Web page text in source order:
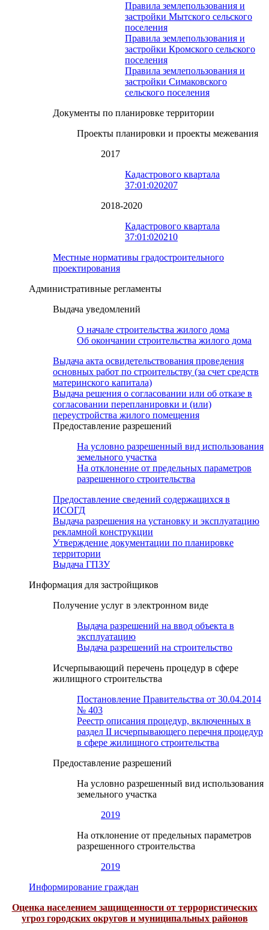
Правила землепользования и
застройки Мытского сельского
поселения
Правила землепользования и
застройки Кромского сельского
поселения
Правила землепользования и
застройки Симаковского
сельского поселения
Документы по планировке территории
Проекты планировки и проекты межевания
2017
Кадастрового квартала
37:01:020207
2018-2020
Кадастрового квартала
37:01:020210
Местные нормативы градостроительного
проектирования
Административные регламенты
Выдача уведомлений
О начале строительства жилого дома
Об окончании строительства жилого дома
Выдача акта освидетельствования проведения
основных работ по строительству (за счет средств
материнского капитала)
Выдача решения о согласовании или об отказе в
согласовании перепланировки и (или)
переустройства жилого помещения
Предоставление разрешений
На условно разрешенный вид использования
земельного участка
На отклонение от предельных параметров
разрешенного строительства
Предоставление сведений содержащихся в
ИСОГД
Выдача разрешения на установку и эксплуатацию
рекламной конструкции
Утверждение документации по планировке
территории
Выдача ГПЗУ
Информация для застройщиков
Получение услуг в электронном виде
Выдача разрешений на ввод объекта в
эксплуатацию
Выдача разрешений на строительство
Исчерпывающий перечень процедур в сфере
жилищного строительства
Постановление Правительства от 30.04.2014
№ 403
Реестр описания процедур, включенных в
раздел II исчерпывающего перечня процедур
в сфере жилищного строительства
Предоставление разрешений
На условно разрешенный вид использования
земельного участка
2019
На отклонение от предельных параметров
разрешенного строительства
2019
Информирование граждан
Оценка населением защищенности от террористических
угроз городских округов и муниципальных районов